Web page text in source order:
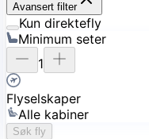
Avansert filter
Kun direktefly
Minimum seter
1
Flyselskaper
Alle kabiner
Søk fly